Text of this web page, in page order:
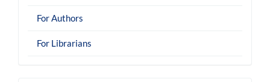
For Authors
For Librarians